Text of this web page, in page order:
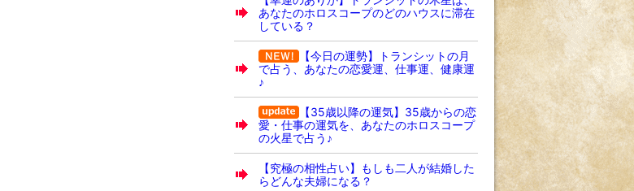
あなたのホロスコープのどのハウスに滞在
している？
【今日の運勢】トランシットの月
で占う、あなたの恋愛運、仕事運、健康運
♪
【35歳以降の運気】35歳からの恋
愛・仕事の運気を、あなたのホロスコープ
の火星で占う♪
【究極の相性占い】もしも二人が結婚した
らどんな夫婦になる？